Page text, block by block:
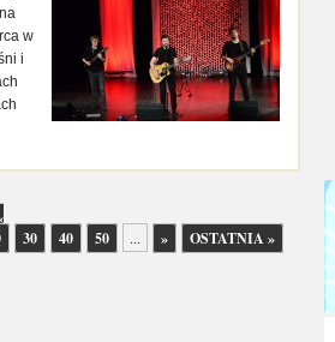
w
i
30 40 50 ... » OSTATNIA »